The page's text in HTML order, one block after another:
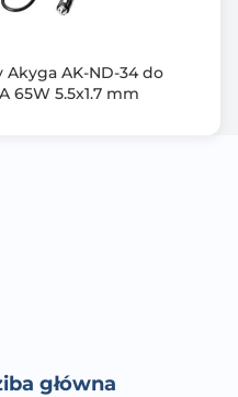
AK-ND-34 do
65W 5.5x1.7 mm
główna